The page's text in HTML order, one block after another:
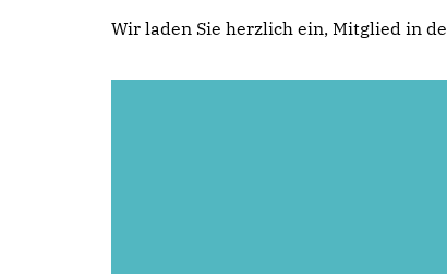
Wir laden Sie herzlich ein, Mitglied in